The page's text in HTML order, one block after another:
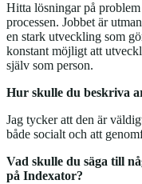
Hitta lösningar på
processen. Jobbet är
en stark utveckling som
konstant möjligt att
själv som person.
Hur skulle du beskriva
Jag tycker att den är
både socialt och att
Vad skulle du säga till
på Indexator?